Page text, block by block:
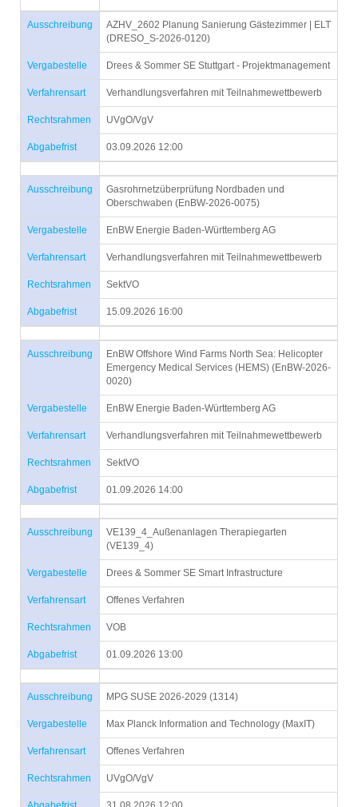
Ausschreibung
AZHV_2602 Planung Sanierung Gästezimmer | ELT
(DRESO_S-2026-0120)
Vergabestelle Drees & Sommer SE Stuttgart - Projektmanagement
Verfahrensart Verhandlungsverfahren mit Teilnahmewettbewerb
Rechtsrahmen UVgO/VgV
Abgabefrist 03.09.2026 12:00
Ausschreibung
Gasrohrnetzüberprüfung Nordbaden und
Oberschwaben (EnBW-2026-0075)
Vergabestelle EnBW Energie Baden-Württemberg AG
Verfahrensart Verhandlungsverfahren mit Teilnahmewettbewerb
Rechtsrahmen SektVO
Abgabefrist 15.09.2026 16:00
Ausschreibung
EnBW Offshore Wind Farms North Sea: Helicopter
Emergency Medical Services (HEMS) (EnBW-2026-
0020)
Vergabestelle EnBW Energie Baden-Württemberg AG
Verfahrensart Verhandlungsverfahren mit Teilnahmewettbewerb
Rechtsrahmen SektVO
Abgabefrist 01.09.2026 14:00
Ausschreibung
VE139_4_Außenanlagen Therapiegarten
(VE139_4)
Vergabestelle Drees & Sommer SE Smart Infrastructure
Verfahrensart Offenes Verfahren
Rechtsrahmen VOB
Abgabefrist 01.09.2026 13:00
Ausschreibung MPG SUSE 2026-2029 (1314)
Vergabestelle Max Planck Information and Technology (MaxIT)
Verfahrensart Offenes Verfahren
Rechtsrahmen UVgO/VgV